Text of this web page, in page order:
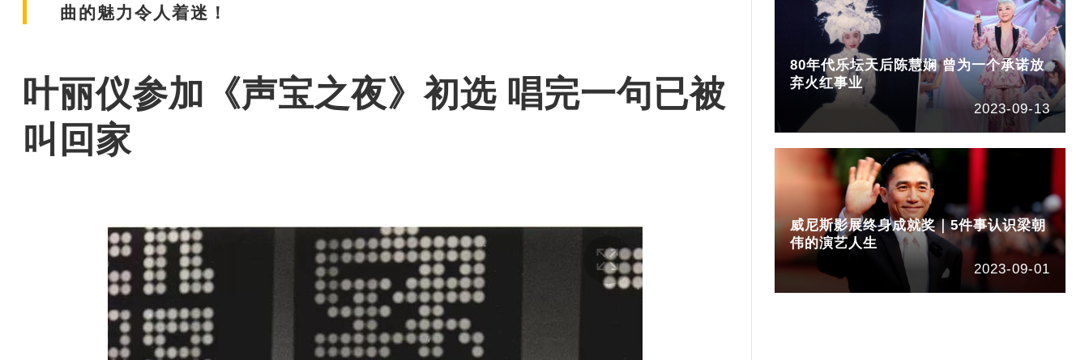
曲的魅力令人着迷！
叶丽仪参加《声宝之夜》初选 唱完一句已被
叫回家
80年代乐坛天后陈慧娴 曾为一个承诺放
弃火红事业
2023-09-13
威尼斯影展终身成就奖｜5件事认识梁朝
伟的演艺人生
2023-09-01